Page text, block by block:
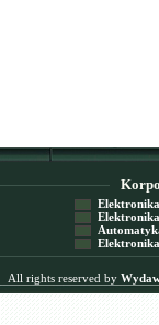
Elektronika
Elektronika
Automatyka
Elektronika
All rights reserved by